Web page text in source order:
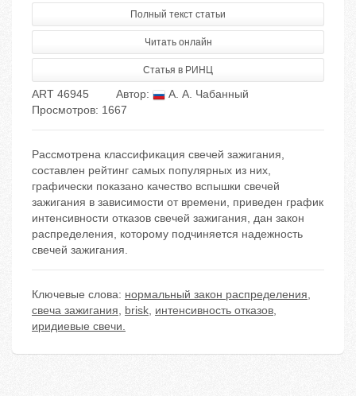
Полный текст статьи
Читать онлайн
Статья в РИНЦ
ART 46945 Автор:
А. А. Чабанный
Просмотров: 1667
Рассмотрена классификация свечей зажигания,
составлен рейтинг самых популярных из них,
графически показано качество вспышки свечей
зажигания в зависимости от времени, приведен график
интенсивности отказов свечей зажигания, дан закон
распределения, которому подчиняется надежность
свечей зажигания.
Ключевые слова: нормальный закон распределения,
свеча зажигания, brisk, интенсивность отказов,
иридиевые свечи.